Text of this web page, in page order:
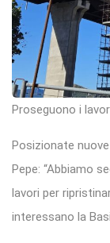
Proseguono i
Posizionate
Pepe: “Abbiamo
lavori per
interessano la